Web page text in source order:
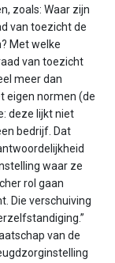
zoals: Waar zijn
van toezicht de
Met welke
van toezicht
meer dan
eigen normen (de
deze lijkt niet
bedrijf. Dat
waar ze
rol gaan
Die verschuiving
van de